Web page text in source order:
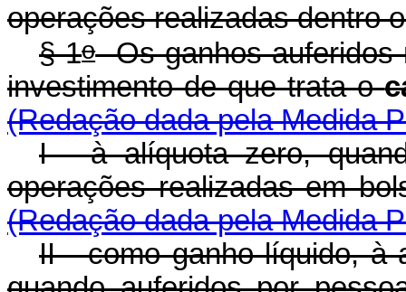
operações realizadas dentro
§ 1oOs ganhos auferidos
investimento de que trata o
(Redação dada pela Medida
I - à alíquota zero,
operações
(Redação dada pela Medida
II - como ganho líquido, à